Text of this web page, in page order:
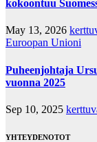
kokoontuu
May 13, 2026
Euroopan Unioni
Puheenjohtaja
vuonna 2025
Sep 10, 2025
YHTEYDENOTOT